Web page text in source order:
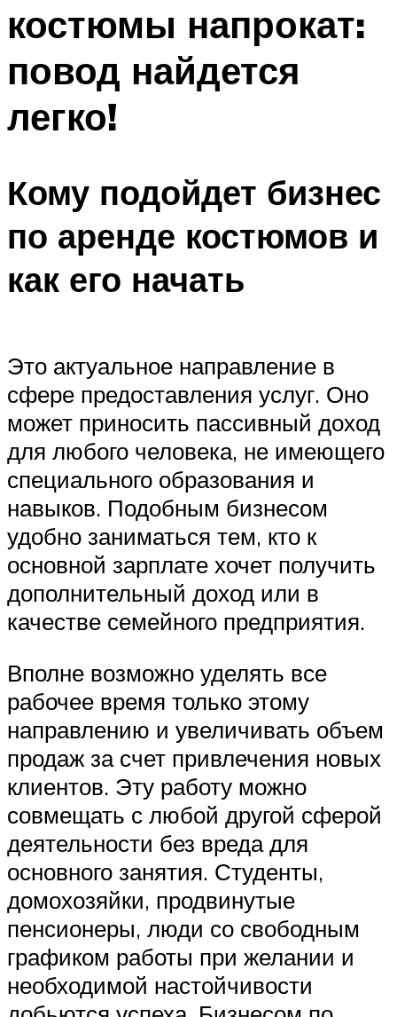
Меню
костюмы напрокат:
повод найдется
легко!
Кому подойдет бизнес
по аренде костюмов и
как его начать
Это актуальное направление в
сфере предоставления услуг. Оно
может приносить пассивный доход
для любого человека, не имеющего
специального образования и
навыков. Подобным бизнесом
удобно заниматься тем, кто к
основной зарплате хочет получить
дополнительный доход или в
качестве семейного предприятия.
Вполне возможно уделять все
рабочее время только этому
направлению и увеличивать объем
продаж за счет привлечения новых
клиентов. Эту работу можно
совмещать с любой другой сферой
деятельности без вреда для
основного занятия. Студенты,
домохозяйки, продвинутые
пенсионеры, люди со свободным
графиком работы при желании и
необходимой настойчивости